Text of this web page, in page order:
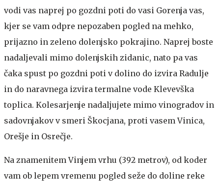
vodi vas naprej po gozdni poti do vasi Gorenja vas,
kjer se vam odpre nepozaben pogled na mehko,
prijazno in zeleno dolenjsko pokrajino. Naprej boste
nadaljevali mimo dolenjskih zidanic, nato pa vas
čaka spust po gozdni poti v dolino do izvira Radulje
in do naravnega izvira termalne vode Klevevška
toplica. Kolesarjenje nadaljujete mimo vinogradov in
sadovnjakov v smeri Škocjana, proti vasem Vinica,
Orešje in Osrečje.
Na znamenitem Vinjem vrhu (392 metrov), od koder
vam ob lepem vremenu pogled seže do doline reke